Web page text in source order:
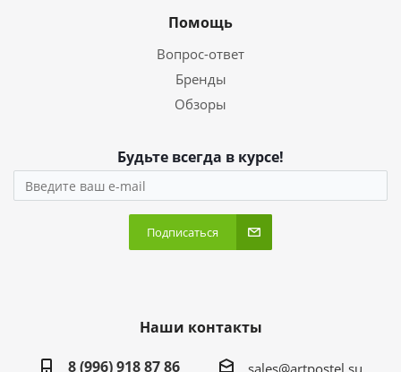
Помощь
Вопрос-ответ
Бренды
Обзоры
Будьте всегда в курсе!
Подписаться
Наши контакты
8 (996) 918 87 86
sales@artpostel.su